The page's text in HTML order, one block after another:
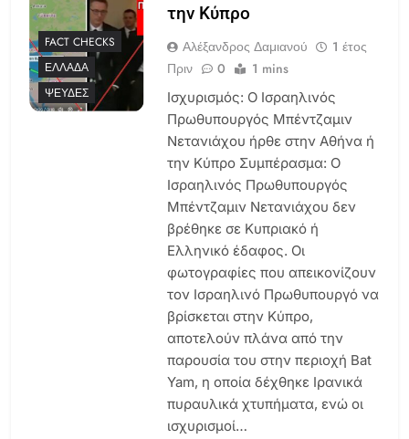
FACT CHECKS
ΕΛΛΆΔΑ
ΨΕΥΔΈΣ
την Κύπρο
Αλέξανδρος Δαμιανού
1 έτος
Πριν
0 1 mins
Ισχυρισμός: Ο Ισραηλινός
Πρωθυπουργός Μπέντζαμιν
Νετανιάχου ήρθε στην Αθήνα ή
την Κύπρο Συμπέρασμα: Ο
Ισραηλινός Πρωθυπουργός
Μπέντζαμιν Νετανιάχου δεν
βρέθηκε σε Κυπριακό ή
Ελληνικό έδαφος. Οι
φωτογραφίες που απεικονίζουν
τον Ισραηλινό Πρωθυπουργό να
βρίσκεται στην Κύπρο,
αποτελούν πλάνα από την
παρουσία του στην περιοχή Bat
Yam, η οποία δέχθηκε Ιρανικά
πυραυλικά χτυπήματα, ενώ οι
ισχυρισμοί…